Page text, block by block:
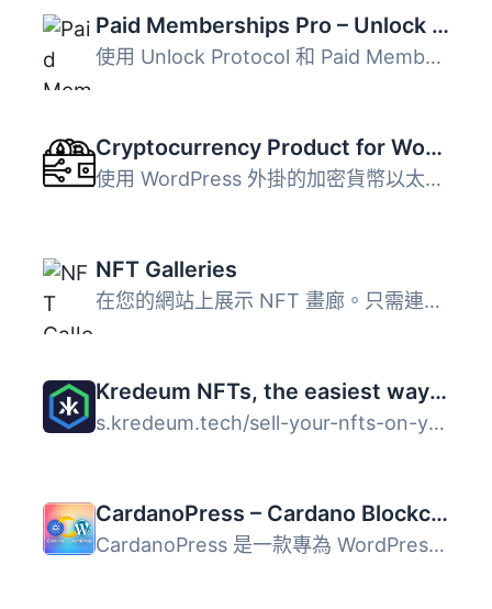
Paid Memberships Pro – Unlock Protocol Integration
使用 Unlock Protocol 和 Paid Memberships Pro 提供 NFT 會...
Cryptocurrency Product for WooCommerce
使用 WordPress 外掛的加密貨幣以太幣 Crypto WooCommerce，...
NFT Galleries
在您的網站上展示 NFT 畫廊。只需連接您的錢包，自定義設計，...
Kredeum NFTs, the easiest way to sell your NFTs directly on your WordPress site
s.kredeum.tech/sell-your-nfts-on-your-sites. WordPress ...
CardanoPress – Cardano Blockchain Integration for WordPress
CardanoPress 是一款專為 WordPress 設計的外掛，透過 Blockf...